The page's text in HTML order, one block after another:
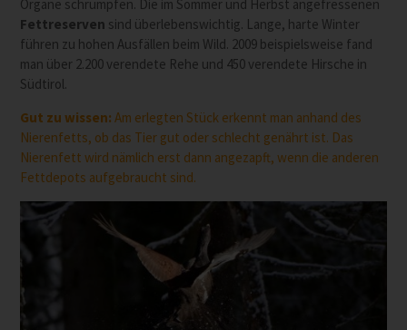
Organe schrumpfen. Die im Sommer und Herbst angefressenen
Fettreserven sind überlebenswichtig. Lange, harte Winter
führen zu hohen Ausfällen beim Wild. 2009 beispielsweise fand
man über 2.200 verendete Rehe und 450 verendete Hirsche in
Südtirol.
Gut zu wissen: Am erlegten Stück erkennt man anhand des
Nierenfetts, ob das Tier gut oder schlecht genährt ist. Das
Nierenfett wird nämlich erst dann angezapft, wenn die anderen
Fettdepots aufgebraucht sind.